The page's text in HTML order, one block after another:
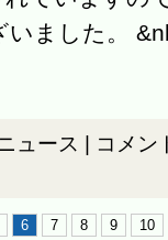
いました。
ュース
コメン
6 7 8 9
10